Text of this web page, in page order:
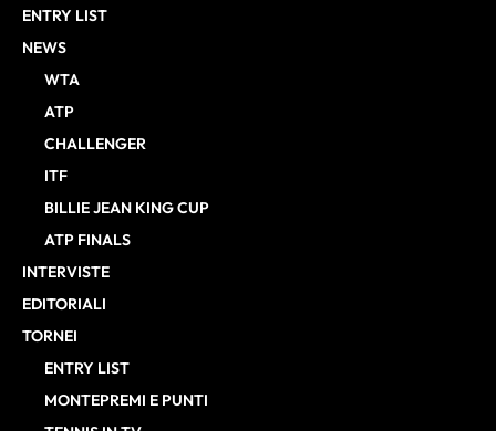
ENTRY LIST
NEWS
WTA
ATP
CHALLENGER
ITF
BILLIE JEAN KING CUP
ATP FINALS
INTERVISTE
EDITORIALI
TORNEI
ENTRY LIST
MONTEPREMI E PUNTI